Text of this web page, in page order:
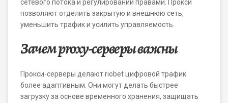
сетевого потока и регулировании правами. Прокси
позволяют отделить закрытую и внешнюю сеть,
уменьшить трафик и усилить управляемость.
Зачем proxy-серверы важны
Прокси-серверы делают riobet цифровой трафик
более адаптивным. Они могут делать быстрее
загрузку за основе временного хранения, защищать